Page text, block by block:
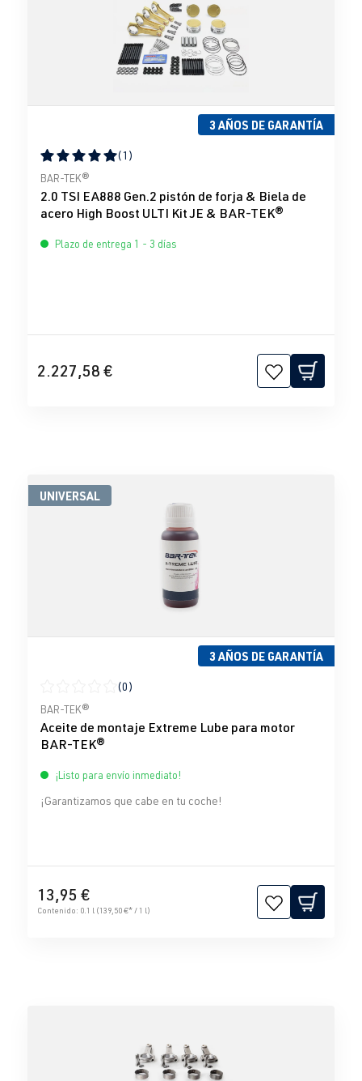
3 AÑOS DE GARANTÍA
Calificación promedio de 5 de 5 estrellas
(1)
BAR-TEK®
2.0 TSI EA888 Gen.2 pistón de forja & Biela de
acero High Boost ULTI Kit JE & BAR-TEK®
Plazo de entrega 1 - 3 días
2.227,58 €
UNIVERSAL
3 AÑOS DE GARANTÍA
Calificación promedio de 0 de 5 estrellas
(0)
BAR-TEK®
Aceite de montaje Extreme Lube para motor
BAR-TEK®
¡Listo para envío inmediato!
¡Garantizamos que cabe en tu coche!
13,95 €
Contenido: 0.1 l (139,50 €* / 1 l)